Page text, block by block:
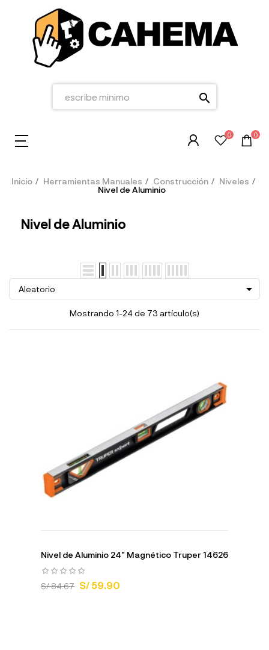
search
0 0
Inicio Herramientas Manuales Construcción
Niveles
Nivel de Aluminio
Nivel de Aluminio
Aleatorio 
Mostrando 1-24 de 73 artículo(s)
Nivel de Aluminio 24" Magnético Truper 14626
S/ 84.67 S/ 59.90